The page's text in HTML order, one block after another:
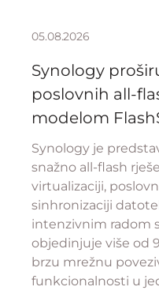
05.08.2026
Synology
poslovnih all-
modelom
Synology je
snažno all-flash
virtualizaciji,
sinhronizaciji
intenzivnim radom
objedinjuje više od
brzu mrežnu
funkcionalnosti u